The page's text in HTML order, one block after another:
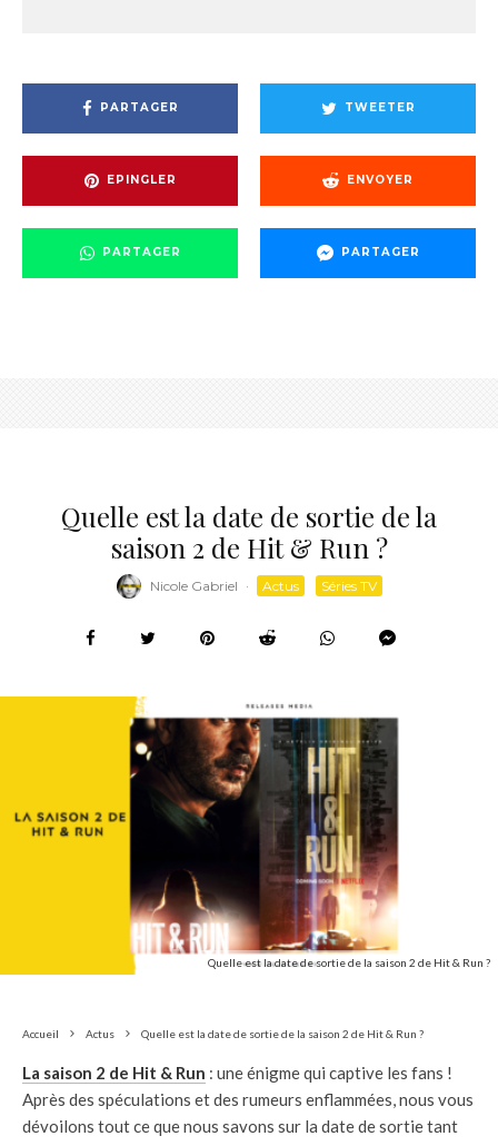
PARTAGER TWEETER
EPINGLER ENVOYER
PARTAGER PARTAGER
Quelle est la date de sortie de la
saison 2 de Hit & Run ?
Nicole Gabriel · Actus Séries TV
Quelle est la date de sortie de la saison 2 de Hit & Run ?
Accueil Actus Quelle est la date de sortie de la saison 2 de Hit & Run ?
La saison 2 de Hit & Run : une énigme qui captive les fans !
Après des spéculations et des rumeurs enflammées, nous vous
dévoilons tout ce que nous savons sur la date de sortie tant